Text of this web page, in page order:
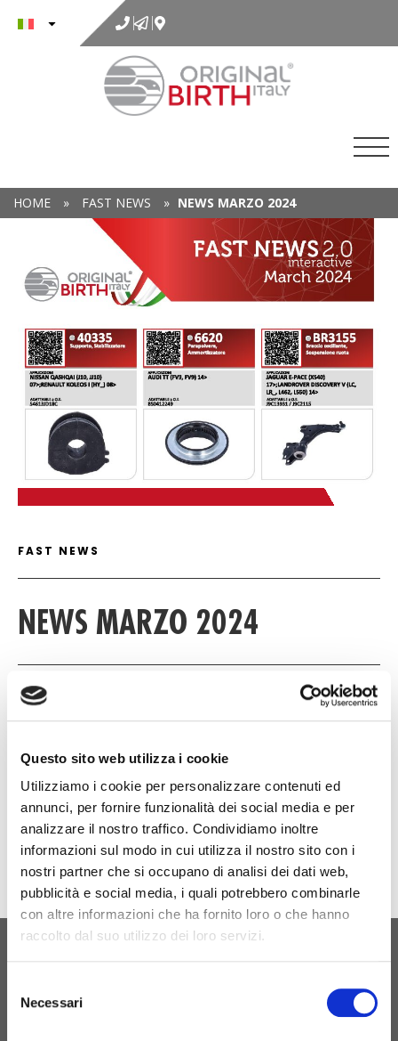
Questo sito web utilizza i cookie
Utilizziamo i cookie per personalizzare contenuti ed
annunci, per fornire funzionalità dei social media e per
analizzare il nostro traffico. Condividiamo inoltre
informazioni sul modo in cui utilizza il nostro sito con i
nostri partner che si occupano di analisi dei dati web,
pubblicità e social media, i quali potrebbero combinarle
con altre informazioni che ha fornito loro o che hanno
raccolto dal suo utilizzo dei loro servizi.
delNecessari
contenuto
HOME » FAST NEWS » NEWS MARZO 2024
FAST NEWS DETAIL
FAST NEWS
NEWS MARZO 2024
11 MARZO 2024
NULL
Download
CONTATTACI